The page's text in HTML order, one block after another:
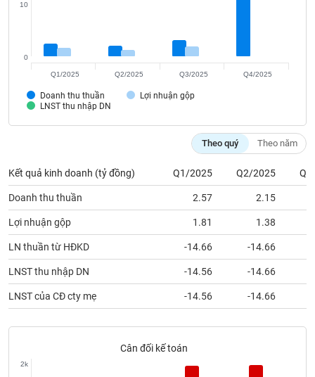
Doanh thu thuần
Lợi nhuận gộp
LNST thu nhập DN
0
10
Q1/2025 Q2/2025 Q3/2025 Q4/2025
Theo quý Theo năm
Kết quả kinh doanh (tỷ đồng) Q1/2025 Q2/2025
Doanh thu thuần 2.57 2.15
Lợi nhuận gộp 1.81 1.38
LN thuần từ HĐKD -14.66 -14.66
LNST thu nhập DN -14.56 -14.66
LNST của CĐ cty mẹ -14.56 -14.66
Cân đối kế toán
2k
VỤ
TIỆN
ÍCH
BẤT
ĐỘNG
SẢN
Mã
chứng
khoán
(-)
Lãnh